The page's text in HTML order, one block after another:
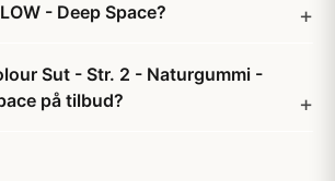
- Deep Space?
Sut - Str. 2 - Naturgummi -
på tilbud?